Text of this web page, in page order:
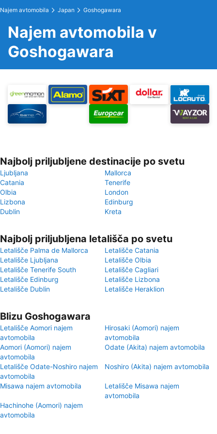
Najem avtomobila Japan Goshogawara
Najem avtomobila v
Goshogawara
Najbolj priljubljene destinacije po svetu
Ljubljana
Mallorca
Catania
Tenerife
Olbia
London
Lizbona
Edinburg
Dublin
Kreta
Najbolj priljubljena letališča po svetu
Letališče Palma de Mallorca
Letališče Catania
Letališče Ljubljana
Letališče Olbia
Letališče Tenerife South
Letališče Cagliari
Letališče Edinburg
Letališče Lizbona
Letališče Dublin
Letališče Heraklion
Blizu Goshogawara
Letališče Aomori najem
avtomobila
Hirosaki (Aomori) najem
avtomobila
Aomori (Aomori) najem
avtomobila
Odate (Akita) najem avtomobila
Letališče Odate-Noshiro najem
avtomobila
Noshiro (Akita) najem avtomobila
Misawa najem avtomobila
Letališče Misawa najem
avtomobila
Hachinohe (Aomori) najem
avtomobila